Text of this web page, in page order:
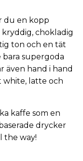
du en kopp
kryddig, chokladig
ton och en tät
supergoda
även hand i hand
white, latte och
kaffe som en
drycker
the way!